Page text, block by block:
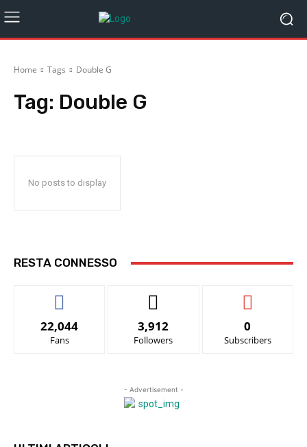
Home Tags Double G
Tag: Double G
No posts to display
RESTA CONNESSO
22,044
Fans
3,912
Followers
0
Subscribers
- Advertisement -